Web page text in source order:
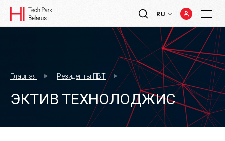
RU
Главная Резиденты ПВТ
ЭКТИВ ТЕХНОЛОДЖИС